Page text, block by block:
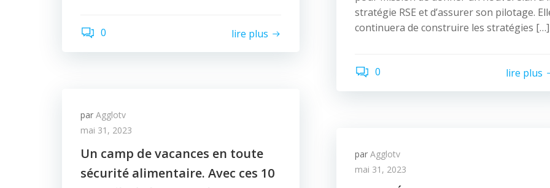
0 lire plus
stratégie RSE et d’assurer son pilotage.
continuera de construire les stratégies […]
0 lire plus
par Agglotv
mai 31, 2023
Un camp de vacances en toute
sécurité alimentaire. Avec ces 10
par Agglotv
mai 31, 2023